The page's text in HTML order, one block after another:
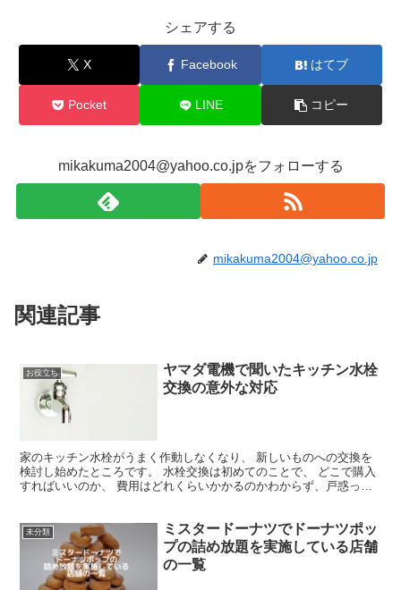
シェアする
X Facebook はてブ
Pocket LINE コピー
mikakuma2004@yahoo.co.jpをフォローする
mikakuma2004@yahoo.co.jp
関連記事
お役立ち
ヤマダ電機で聞いたキッチン水栓
交換の意外な対応
家のキッチン水栓がうまく作動しなくなり、 新しいものへの交換を
検討し始めたところです。 水栓交換は初めてのことで、 どこで購入
すればいいのか、 費用はどれくらいかかるのかわからず、戸惑って
未分類
ミスタードーナツでドーナツポッ
プの詰め放題を実施している店舗
の一覧